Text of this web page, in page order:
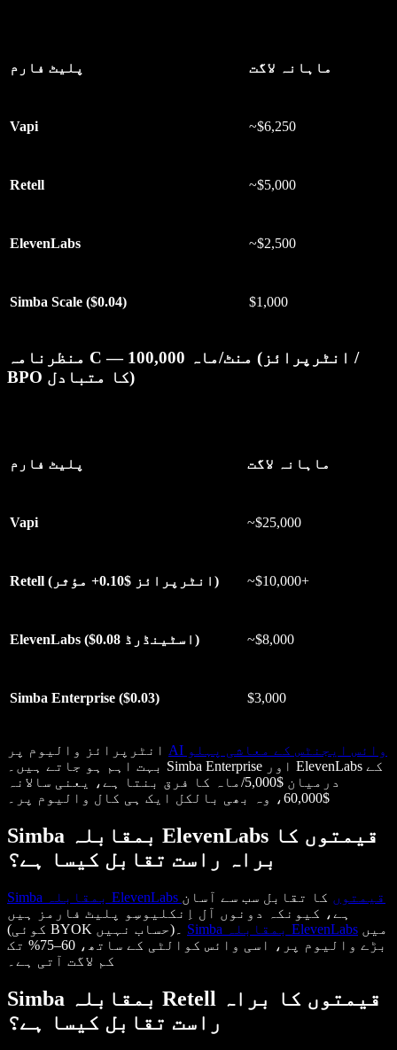
پلیٹ فارم ماہانہ لاگت
Vapi ~$6,250
Retell ~$5,000
ElevenLabs ~$2,500
Simba Scale ($0.04) $1,000
منظرنامہ C — 100,000 منٹ/ماہ (انٹرپرائز /
BPO کا متبادل)
پلیٹ فارم ماہانہ لاگت
Vapi ~$25,000
Retell (انٹرپرائز $0.10+ مؤثر) ~$10,000+
ElevenLabs ($0.08 اسٹینڈرڈ) ~$8,000
Simba Enterprise ($0.03) $3,000
AI وائس ایجنٹس کے معاشی پہلو
بہت اہم ہو جاتے ہیں۔ Simba Enterprise اور ElevenLabs کے
درمیان $5,000/ماہ کا فرق بنتا ہے، یعنی سالانہ
$60,000، وہ بھی بالکل ایک ہی کال والیوم پر۔
Simba بمقابلہ ElevenLabs قیمتوں کا
براہ راست تقابل کیسا ہے؟
Simba بمقابلہ ElevenLabs قیمتوں کا تقابل سب سے آسان
ہے، کیونکہ دونوں آل اِنکلیوسِو پلیٹ فارمز ہیں
Simba بمقابلہ ElevenLabs
بڑے والیوم پر، اسی وائس کوالٹی کے ساتھ، 60–75% تک
کم لاگت آتی ہے۔
Simba بمقابلہ Retell قیمتوں کا براہ
راست تقابل کیسا ہے؟